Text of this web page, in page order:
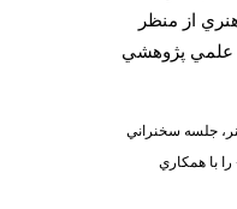
از منظر
علمي پژوهشي
جلسه سخنراني
با همكاري